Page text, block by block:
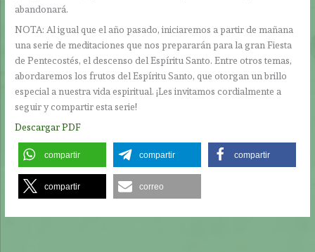
abandonará.
NOTA: Al igual que el año pasado, iniciaremos a partir de mañana
una serie de meditaciones que nos prepararán para la gran Fiesta
de Pentecostés, el descenso del Espíritu Santo. Entre otros temas,
abordaremos los frutos del Espíritu Santo, que otorgan un brillo
especial a nuestra vida espiritual. ¡Les invitamos cordialmente a
seguir y compartir esta serie!
Descargar PDF
compartir compartir compartir
compartir correo